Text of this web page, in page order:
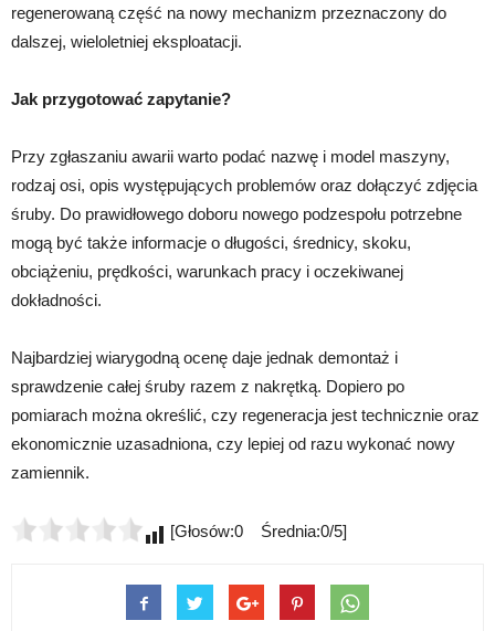
regenerowaną część na nowy mechanizm przeznaczony do
dalszej, wieloletniej eksploatacji.
Jak przygotować zapytanie?
Przy zgłaszaniu awarii warto podać nazwę i model maszyny,
rodzaj osi, opis występujących problemów oraz dołączyć zdjęcia
śruby. Do prawidłowego doboru nowego podzespołu potrzebne
mogą być także informacje o długości, średnicy, skoku,
obciążeniu, prędkości, warunkach pracy i oczekiwanej
dokładności.
Najbardziej wiarygodną ocenę daje jednak demontaż i
sprawdzenie całej śruby razem z nakrętką. Dopiero po
pomiarach można określić, czy regeneracja jest technicznie oraz
ekonomicznie uzasadniona, czy lepiej od razu wykonać nowy
zamiennik.
[Głosów:0 Średnia:0/5]